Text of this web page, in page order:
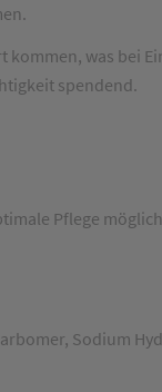
was bei
spendend.
Pflege
Sodium